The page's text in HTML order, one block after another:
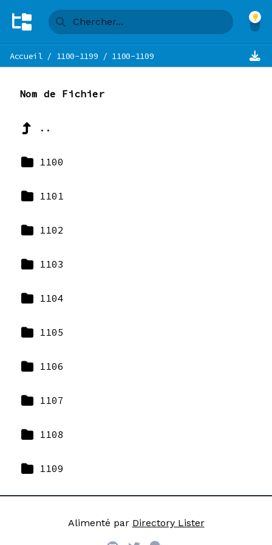
Accueil/ 1100-1199 / 1100-1109
Nom de Fichier
..
1100
1101
1102
1103
1104
1105
1106
1107
1108
1109
Alimenté par Directory Lister